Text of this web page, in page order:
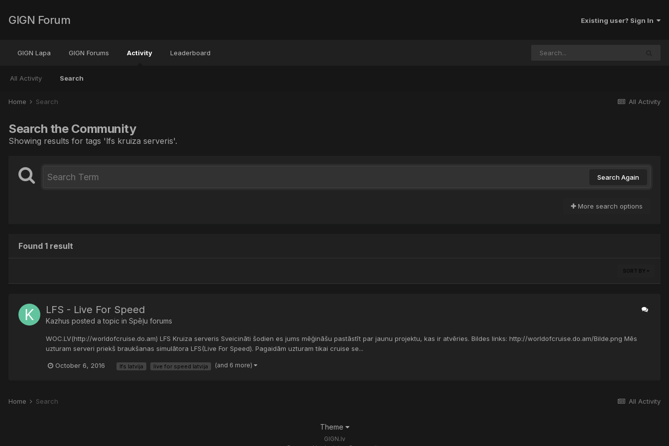
GIGN Forum Existing user? Sign In
GIGN Lapa GIGN Forums Activity
All Activity Search
Leaderboard
All Activity
Home Search
Search the Community
Showing results for tags 'lfs kruiza serveris'.
Search Again
More search options
Found 1 result
SORT BY
LFS - Live For Speed
Kazhus posted a topic in Spēļu forums
WOC.LV(http://worldofcruise.do.am) LFS Kruiza serveris Sveicināti šodien es jums mēģināšu pastāstīt par jaunu projektu, kas ir atvēries. Bildes links: http://worldofcruise.do.am/Bilde.png Mēs
uzturam serveri priekš braukšanas simulātora LFS(Live For Speed). Pagaidām uzturam tikai cruise se...
October 6, 2016 lfs latvija live for speed latvija (and 6 more)
All Activity
Home Search
Theme
GIGN.lv